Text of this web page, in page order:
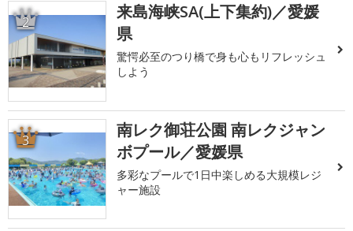
2
来島海峡SA(上下集約)／愛媛
県
驚愕必至のつり橋で身も心もリフレッシュ
しよう
3
南レク御荘公園 南レクジャン
ボプール／愛媛県
多彩なプールで1日中楽しめる大規模レジ
ャー施設